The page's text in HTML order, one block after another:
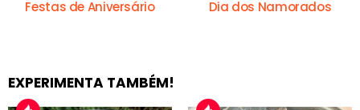
Festas de Aniversário Dia dos Namorados
EXPERIMENTA TAMBÉM!